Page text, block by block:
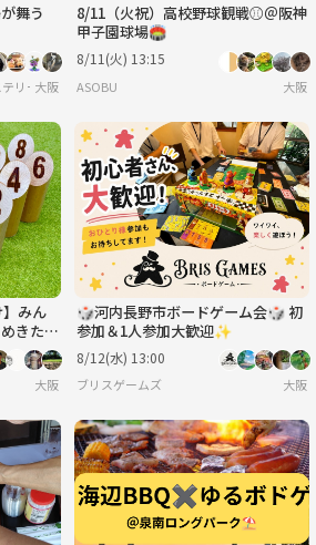
舞う
リー/ボードゲーム/友達作り
大阪
8/11（火祝）高校野球観戦⚾️＠阪神
甲子園球場🏟️
8/11(火) 13:15
ASOBU 大阪
みん
きた公
大阪
🎲河内長野市ボードゲーム会🎲 初
参加＆1人参加大歓迎✨️
8/12(水) 13:00
ブリスゲームズ 大阪